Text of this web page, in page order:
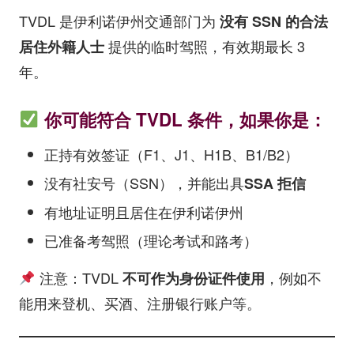
TVDL 是伊利诺伊州交通部门为 没有 SSN 的合法
居住外籍人士提供的临时驾照，有效期最长 3
年。
你可能符合 TVDL 条件，如果你是：
正持有效签证（F1、J1、H1B、B1/B2）
没有社安号（SSN），并能出具SSA 拒信
有地址证明且居住在伊利诺伊州
已准备考驾照（理论考试和路考）
注意：TVDL不可作为身份证件使用 ，例如不
能用来登机、买酒、注册银行账户等。